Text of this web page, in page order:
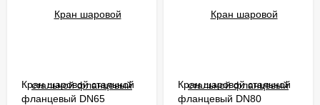
Кран шаровой стальной
фланцевый DN65
Кран шаровой стальной
фланцевый DN80